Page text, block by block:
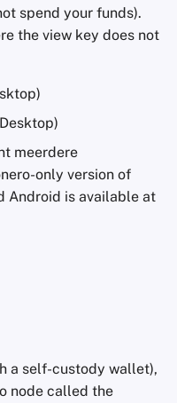
spend your funds).
the view key does not
meerdere
only version of
Android is available at
a self-custody wallet),
node called the